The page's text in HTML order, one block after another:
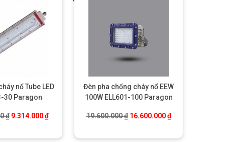
₫.
nổ Tube LED
30 Paragon
₫ Giá gốc là: 13.160.000 ₫.
9.314.000₫Giá hiện tại là: 9.314.000 ₫.
Đèn pha chống cháy nổ EEW
100W ELL601-100 Paragon
19.600.000₫ Giá gốc là: 19.600.000 ₫.
16.600.000₫Giá hiện tại là: